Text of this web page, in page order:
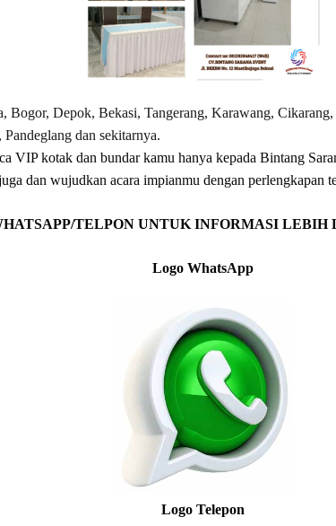
Bogor, Depok, Bekasi, Tangerang, Karawang,
dan sekitarnya.
VIP kotak dan bundar kamu hanya kepada Bintang
dan wujudkan acara impianmu dengan perlengkapan
TELPON UNTUK INFORMASI LEBIH
Logo WhatsApp
Logo Telepon